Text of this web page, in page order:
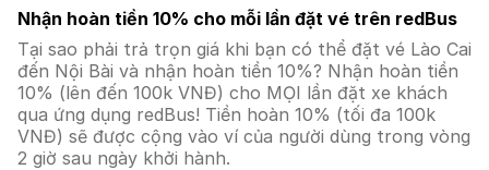
Nhận hoàn tiền 10% cho mỗi lần đặt vé trên redBus
Tại sao phải trả trọn giá khi bạn có thể đặt vé Lào Cai
đến Nội Bài và nhận hoàn tiền 10%? Nhận hoàn tiền
10% (lên đến 100k VNĐ) cho MỌI lần đặt xe khách
qua ứng dụng redBus! Tiền hoàn 10% (tối đa 100k
VNĐ) sẽ được cộng vào ví của người dùng trong vòng
2 giờ sau ngày khởi hành.